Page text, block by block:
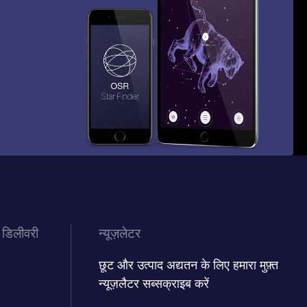
न्यूज़लेटर
छूट और उत्पाद अद्यतन के लिए हमारा मुफ़्त
न्यूज़लैटर सब्सक्राइब करें